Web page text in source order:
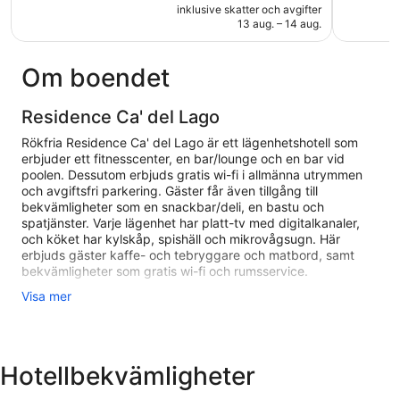
är
3 141 kr
inklusive skatter och avgifter
13 aug. – 14 aug.
Om boendet
Residence Ca' del Lago
Rökfria Residence Ca' del Lago är ett lägenhetshotell som
erbjuder ett fitnesscenter, en bar/lounge och en bar vid
poolen. Dessutom erbjuds gratis wi-fi i allmänna utrymmen
och avgiftsfri parkering. Gäster får även tillgång till
bekvämligheter som en snackbar/deli, en bastu och
spatjänster. Varje lägenhet har platt-tv med digitalkanaler,
och köket har kylskåp, spishäll och mikrovågsugn. Här
erbjuds gäster kaffe- och tebryggare och matbord, samt
bekvämligheter som gratis wi-fi och rumsservice.
Residence Ca' del Lago erbjuder 32 rum med
med kylskåp, spishäll, mikrovågsugn och
grytor/köksredskap. Badrummen har dusch, bidéer, gratis
Visa mer
Hotellbekvämligheter